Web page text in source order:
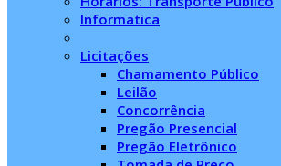
Informatica
Licitações
Chamamento Público
Leilão
Concorrência
Pregão Presencial
Pregão Eletrônico